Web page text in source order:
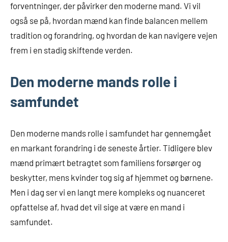
forventninger, der påvirker den moderne mand. Vi vil
også se på, hvordan mænd kan finde balancen mellem
tradition og forandring, og hvordan de kan navigere vejen
frem i en stadig skiftende verden.
Den moderne mands rolle i
samfundet
Den moderne mands rolle i samfundet har gennemgået
en markant forandring i de seneste årtier. Tidligere blev
mænd primært betragtet som familiens forsørger og
beskytter, mens kvinder tog sig af hjemmet og børnene.
Men i dag ser vi en langt mere kompleks og nuanceret
opfattelse af, hvad det vil sige at være en mand i
samfundet.